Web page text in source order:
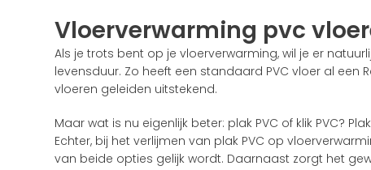
Vloerverwarming pvc
Als je trots bent op je vloerverwarming, wil je er
levensduur. Zo heeft een standaard PVC vloer al een
vloeren geleiden uitstekend.
Maar wat is nu eigenlijk beter: plak PVC of klik PVC?
Echter, bij het verlijmen van plak PVC op
van beide opties gelijk wordt. Daarnaast zorgt het